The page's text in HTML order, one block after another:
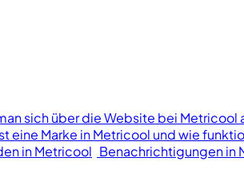
sich über die Website bei Metricool
eine Marke in Metricool und wie
in Metricool Benachrichtigungen in